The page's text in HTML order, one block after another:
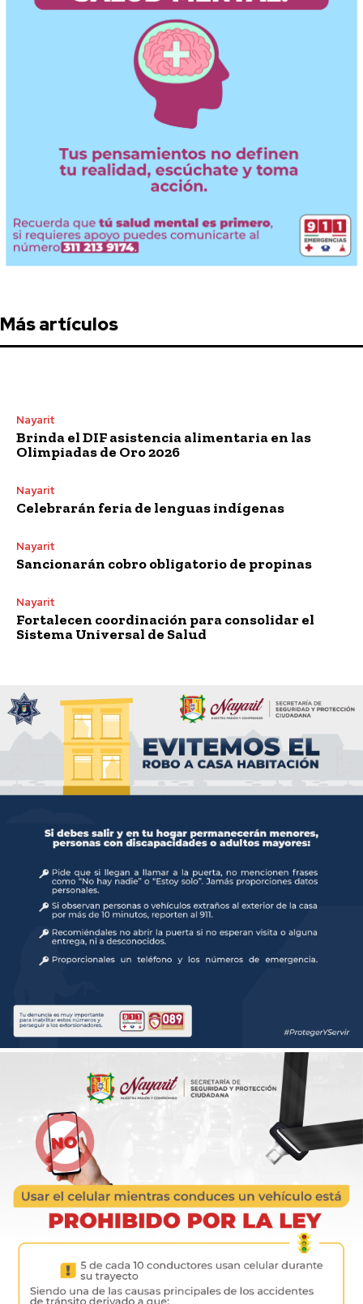
Más artículos
Nayarit
Brinda el DIF asistencia alimentaria en las
Olimpiadas de Oro 2026
Nayarit
Celebrarán feria de lenguas indígenas
Nayarit
Sancionarán cobro obligatorio de propinas
Nayarit
Fortalecen coordinación para consolidar el
Sistema Universal de Salud